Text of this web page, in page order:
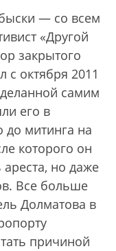
— со всем
«Другой
закрытого
с октября 2011
самим
его в
до митинга на
которого он
но даже
Все больше
Долматова в
причиной